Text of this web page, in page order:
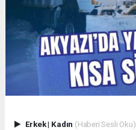
Erkek| Kadın (Haberi Sesli Oku)